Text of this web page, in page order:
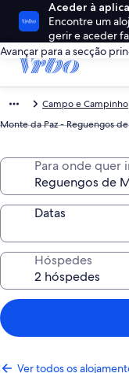
Aceder à
Encontre um
gerir e aceder
Avançar para a secção
Campo e Campinho
Monte da Paz - Reguengos
Para onde quer
Datas
Hóspedes
Ver todos os